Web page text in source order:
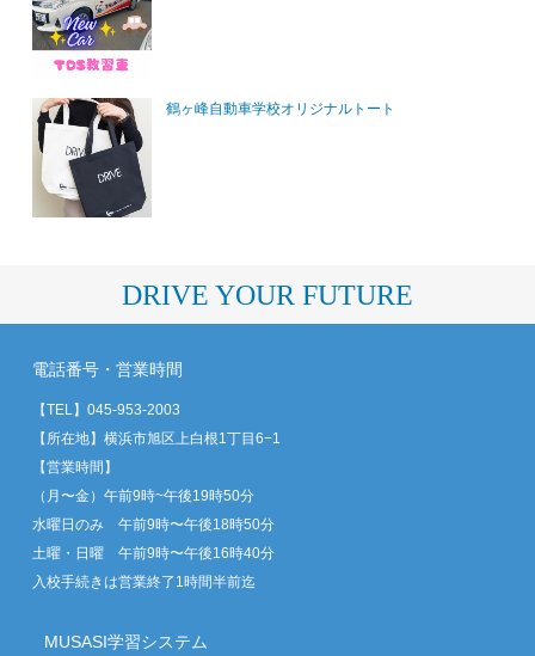
鶴ヶ峰自動車学校オリジナルトート
DRIVE YOUR FUTURE
電話番号・営業時間
【TEL】045-953-2003
【所在地】横浜市旭区上白根1丁目6−1
【営業時間】
（月〜金）午前9時~午後19時50分
水曜日のみ 午前9時〜午後18時50分
土曜・日曜 午前9時〜午後16時40分
入校手続きは営業終了1時間半前迄
MUSASI学習システム